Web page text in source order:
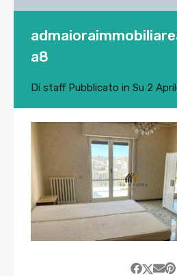
a8
Di staffPubblicato in Su 2